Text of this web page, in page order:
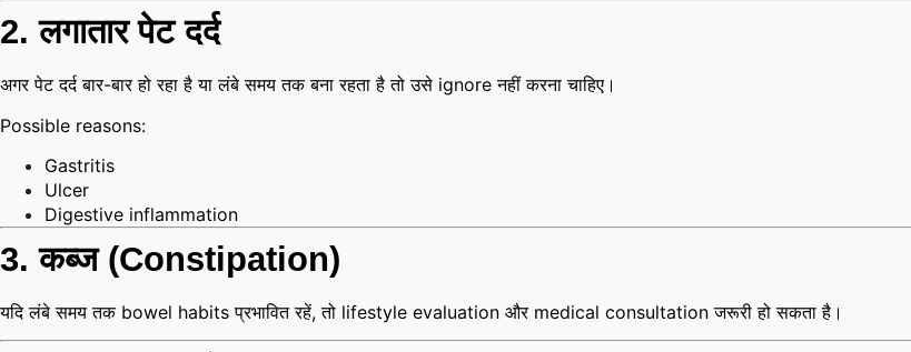
2. लगातार पेट दर्द
अगर पेट दर्द बार-बार हो रहा है या लंबे समय तक बना रहता है तो उसे ignore नहीं करना चाहिए।
Possible reasons:
Gastritis
Ulcer
Digestive inflammation
3. कब्ज (Constipation)
यदि लंबे समय तक bowel habits प्रभावित रहें, तो lifestyle evaluation और medical consultation जरूरी हो सकता है।